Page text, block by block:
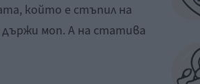
който е стъпил на
моп. А на статива